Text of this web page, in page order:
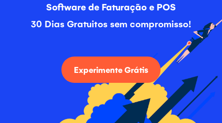
Software de Faturação e POS
30 Dias Gratuitos sem compromisso!
Experimente Grátis